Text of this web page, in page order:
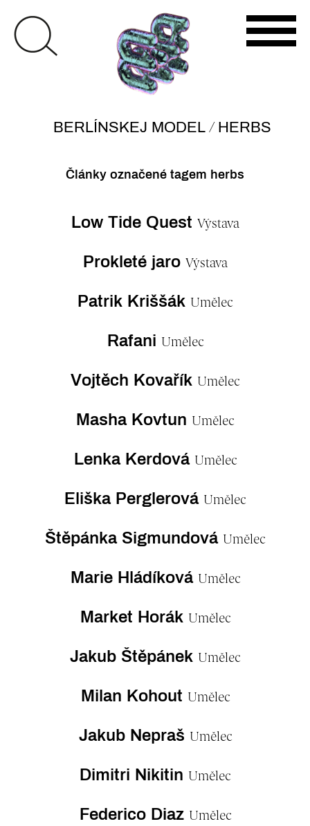
BERLÍNSKEJ MODEL/ HERBS
Články označené tagem herbs
Low Tide Quest Výstava
Prokleté jaro Výstava
Patrik Kriššák Umělec
Rafani Umělec
Vojtěch Kovařík Umělec
Masha Kovtun Umělec
Lenka Kerdová Umělec
Eliška Perglerová Umělec
Štěpánka Sigmundová Umělec
Marie Hládíková Umělec
Market Horák Umělec
Jakub Štěpánek Umělec
Milan Kohout Umělec
Jakub Nepraš Umělec
Dimitri Nikitin Umělec
Federico Diaz Umělec